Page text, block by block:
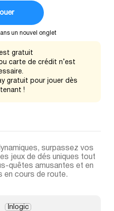
un nouvel onglet
gratuit
carte de crédit n’est
gratuit pour jouer dès
!
surpassez vos
jeux de dés uniques tout
quêtes amusantes et en
en cours de route.
Inlogic